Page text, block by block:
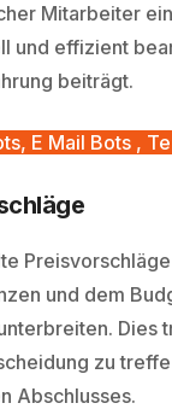
Mitarbeiter
und effizient
beiträgt.
E Mail Bots ,
und dem
Dies
zu
Abschlusses.